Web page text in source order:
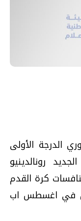
الدرجة الأولى
رونالدينيو
كرة القدم
في اغسطس اب